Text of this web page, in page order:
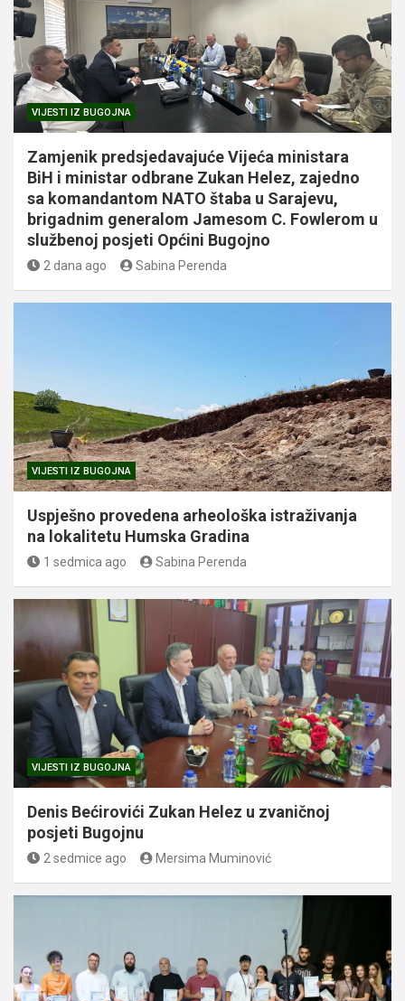
VIJESTI IZ BUGOJNA
Zamjenik predsjedavajuće Vijeća ministara
BiH i ministar odbrane Zukan Helez, zajedno
sa komandantom NATO štaba u Sarajevu,
brigadnim generalom Jamesom C. Fowlerom u
službenoj posjeti Općini Bugojno
2 dana ago Sabina Perenda
VIJESTI IZ BUGOJNA
Uspješno provedena arheološka istraživanja
na lokalitetu Humska Gradina
1 sedmica ago Sabina Perenda
VIJESTI IZ BUGOJNA
Denis Bećirovići Zukan Helez u zvaničnoj
posjeti Bugojnu
2 sedmice ago Mersima Muminović